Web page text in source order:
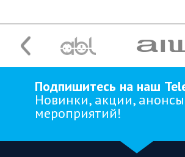
Подпишитесь на наш
Новинки, акции, анонсы
мероприятий!